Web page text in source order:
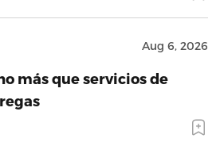
Aug 6, 2026
más que servicios de